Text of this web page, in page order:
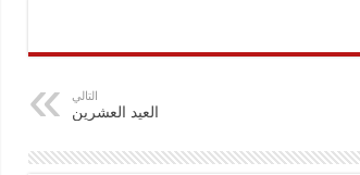
التالي
العيد العشرين